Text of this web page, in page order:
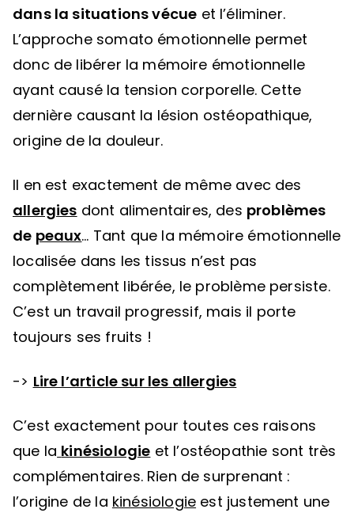
dans la situations vécue et l’éliminer.
L’approche somato émotionnelle permet
donc de libérer la mémoire émotionnelle
ayant causé la tension corporelle. Cette
dernière causant la lésion ostéopathique,
origine de la douleur.
Il en est exactement de même avec des
allergies dont alimentaires, des problèmes
de peaux… Tant que la mémoire émotionnelle
localisée dans les tissus n’est pas
complètement libérée, le problème persiste.
C’est un travail progressif, mais il porte
toujours ses fruits !
-> Lire l’article sur les allergies
C’est exactement pour toutes ces raisons
que la kinésiologie et l’ostéopathie sont très
complémentaires. Rien de surprenant :
l’origine de la kinésiologie est justement une